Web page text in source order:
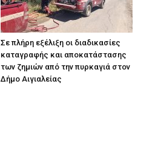
Σε πλήρη εξέλιξη οι διαδικασίες
καταγραφής και αποκατάστασης
των ζημιών από την πυρκαγιά στον
Δήμο Αιγιαλείας